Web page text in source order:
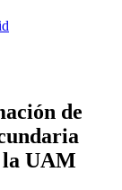
de
UAM